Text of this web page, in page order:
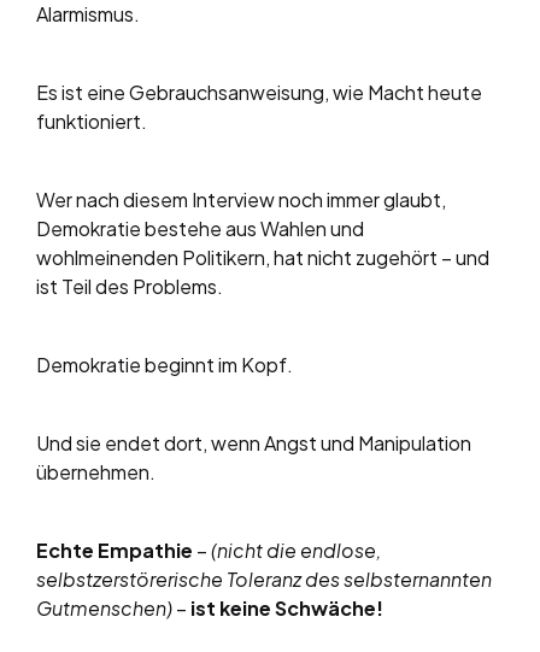
Alarmismus.
Es ist eine Gebrauchsanweisung, wie Macht heute
funktioniert.
Wer nach diesem Interview noch immer glaubt,
Demokratie bestehe aus Wahlen und
wohlmeinenden Politikern, hat nicht zugehört – und
ist Teil des Problems.
Demokratie beginnt im Kopf.
Und sie endet dort, wenn Angst und Manipulation
übernehmen.
Echte Empathie –(nicht die endlose,
selbstzerstörerische Toleranz des selbsternannten
Gutmenschen)– ist keine Schwäche!